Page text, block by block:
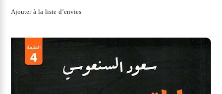
Ajouter à la liste d’envies